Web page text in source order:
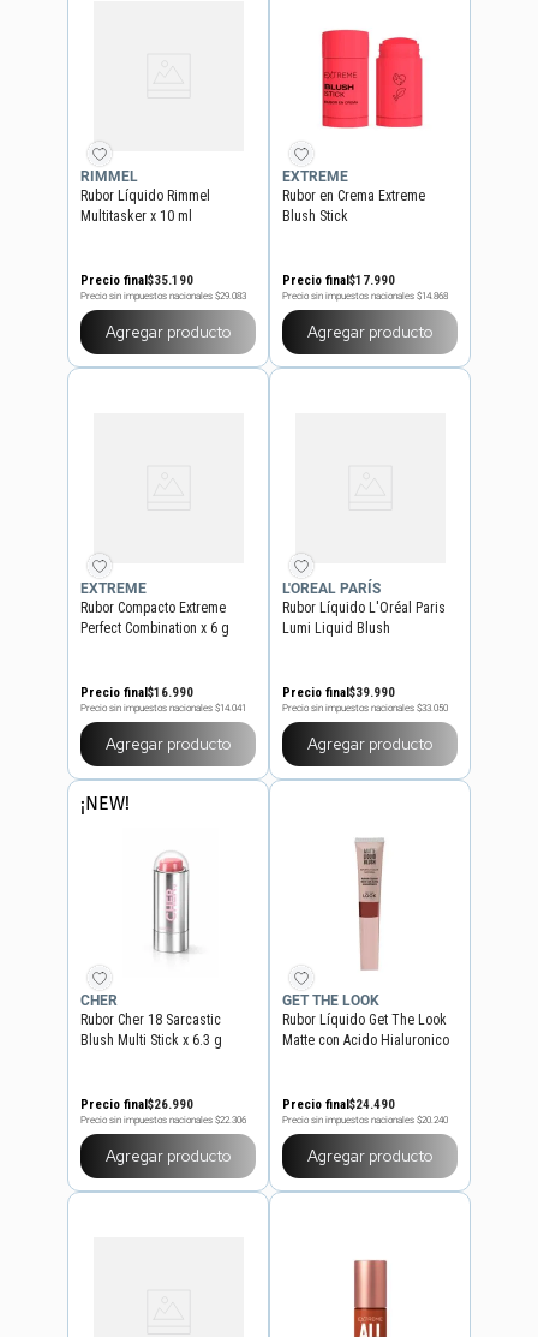
RIMMEL
Rubor Líquido Rimmel
Multitasker x 10 ml
Precio final$35.190
Precio sin impuestos nacionales $29.083
Agregar producto
EXTREME
Rubor en Crema Extreme
Blush Stick
Precio final$17.990
Precio sin impuestos nacionales $14.868
Agregar producto
EXTREME
Rubor Compacto Extreme
Perfect Combination x 6 g
Precio final$16.990
Precio sin impuestos nacionales $14.041
Agregar producto
L'OREAL PARÍS
Rubor Líquido L'Oréal Paris
Lumi Liquid Blush
Precio final$39.990
Precio sin impuestos nacionales $33.050
Agregar producto
¡NEW!
CHER
Rubor Cher 18 Sarcastic
Blush Multi Stick x 6.3 g
Precio final$26.990
Precio sin impuestos nacionales $22.306
Agregar producto
GET THE LOOK
Rubor Líquido Get The Look
Matte con Acido Hialuronico
Precio final$24.490
Precio sin impuestos nacionales $20.240
Agregar producto